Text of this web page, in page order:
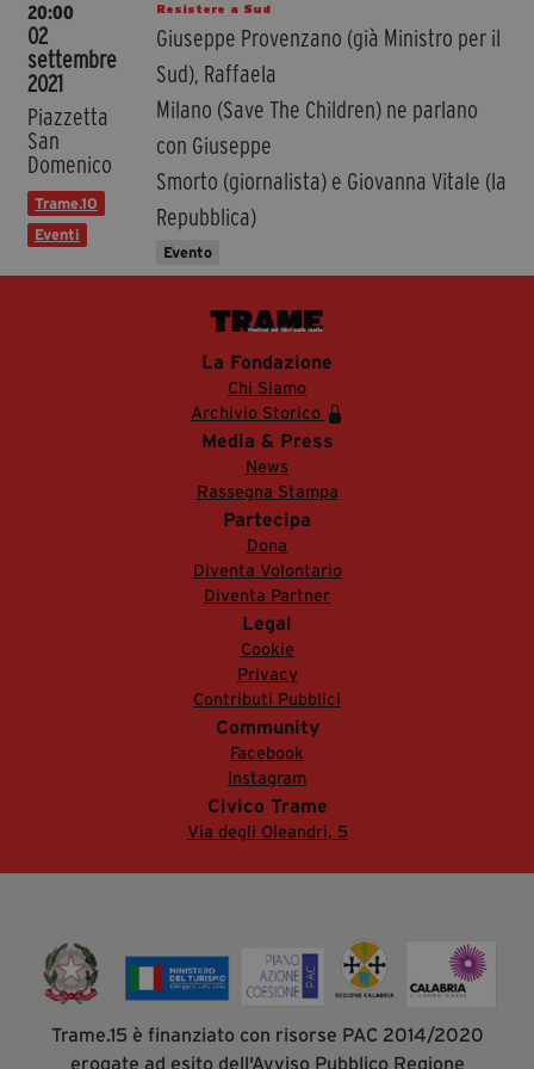
20:00
02
settembre
2021
Piazzetta
San
Domenico
Trame.10
Eventi
Resistere a Sud
Giuseppe Provenzano (già Ministro per il
Sud), Raffaela
Milano (Save The Children) ne parlano
con Giuseppe
Smorto (giornalista) e Giovanna Vitale (la
Repubblica)
Evento
La Fondazione
Chi Siamo
Archivio Storico
Media & Press
News
Rassegna Stampa
Partecipa
Dona
Diventa Volontario
Diventa Partner
Legal
Cookie
Privacy
Contributi Pubblici
Community
Facebook
Instagram
Civico Trame
Via degli Oleandri, 5
Trame.15 è finanziato con risorse PAC 2014/2020
erogate ad esito dell'Avviso Pubblico Regione